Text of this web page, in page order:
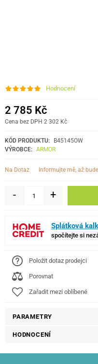
Hodnocení
2 785 Kč
Cena bez DPH 2 302 Kč
KÓD PRODUKTU:
B45145OW
VÝROBCE: ARMOR
Na Dotaz informujte mě, až
- +
Splátková
spočítejte si
Položit dotaz prodejci
Porovnat
Zařadit mezi oblíbené
PARAMETRY
HODNOCENÍ